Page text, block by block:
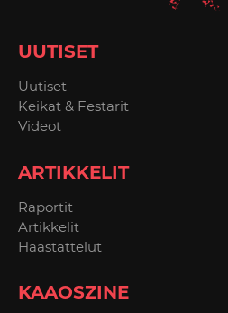
UUTISET
Uutiset
Keikat & Festarit
Videot
ARTIKKELIT
Raportit
Artikkelit
Haastattelut
KAAOSZINE